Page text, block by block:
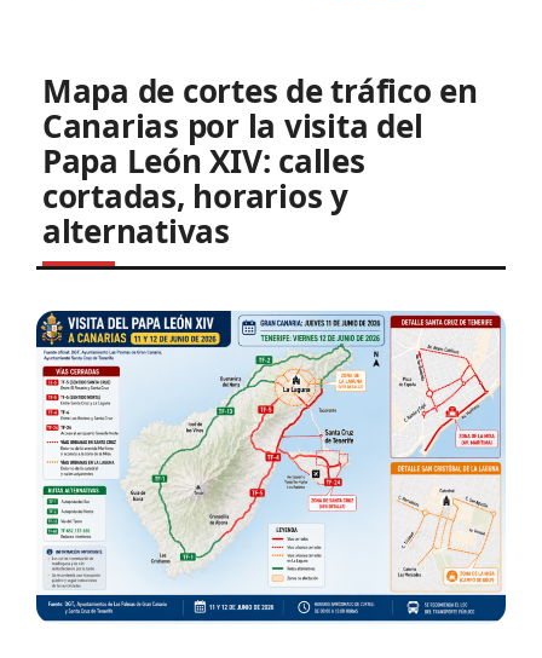
Mapa de cortes de tráfico en
Canarias por la visita del
Papa León XIV: calles
cortadas, horarios y
alternativas